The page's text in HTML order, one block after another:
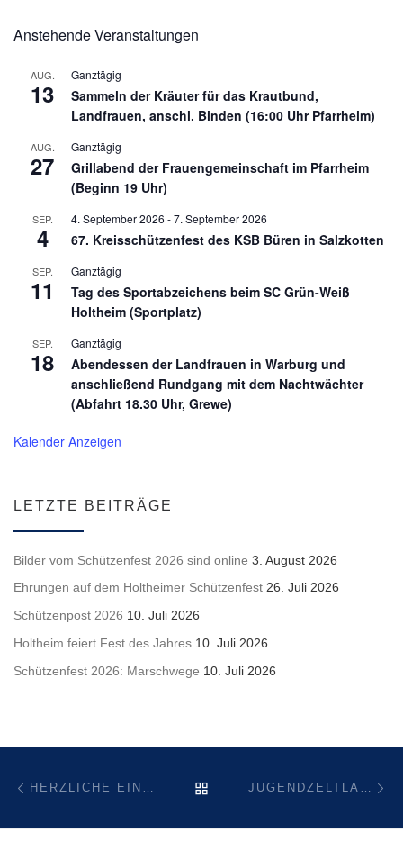
Anstehende Veranstaltungen
AUG.
13
Ganztägig
Sammeln der Kräuter für das Krautbund,
Landfrauen, anschl. Binden (16:00 Uhr Pfarrheim)
AUG.
27
Ganztägig
Grillabend der Frauengemeinschaft im Pfarrheim
(Beginn 19 Uhr)
SEP.
4
4. September 2026 -7. September 2026
67. Kreisschützenfest des KSB Büren in Salzkotten
SEP.
11
Ganztägig
Tag des Sportabzeichens beim SC Grün-Weiß
Holtheim (Sportplatz)
SEP.
18
Ganztägig
Abendessen der Landfrauen in Warburg und
anschließend Rundgang mit dem Nachtwächter
(Abfahrt 18.30 Uhr, Grewe)
Kalender Anzeigen
LETZTE BEITRÄGE
Bilder vom Schützenfest 2026 sind online 3. August 2026
Ehrungen auf dem Holtheimer Schützenfest 26. Juli 2026
Schützenpost 2026 10. Juli 2026
Holtheim feiert Fest des Jahres 10. Juli 2026
Schützenfest 2026: Marschwege 10. Juli 2026
Beitragsnavigation
HERZLICHE EINLADUNG: DER HEIMATSCHUTZVEREIN NIMMT ÜBER PFINGSTEN AN DIESEN SCHÜTZENFESTEN TEIL ZURÜCK ZUR JUGENDZELTLAGER DER DWJ ABT. HOLTHEIM